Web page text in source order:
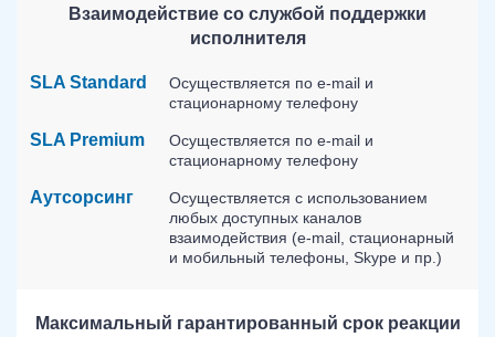
Взаимодействие со службой поддержки
исполнителя
SLA Standard
Осуществляется по e-mail и
стационарному телефону
SLA Premium
Осуществляется по e-mail и
стационарному телефону
Аутсорсинг
Осуществляется с использованием
любых доступных каналов
взаимодействия (e-mail, стационарный
и мобильный телефоны, Skype и пр.)
Максимальный гарантированный срок реакции